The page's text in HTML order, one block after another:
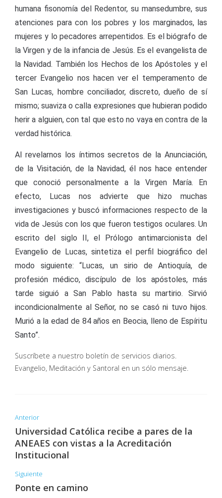
humana fisonomía del Redentor, su mansedumbre, sus
atenciones para con los pobres y los marginados, las
mujeres y lo pecadores arrepentidos. Es el biógrafo de
la Virgen y de la infancia de Jesús. Es el evangelista de
la Navidad. También los Hechos de los Apóstoles y el
tercer Evangelio nos hacen ver el temperamento de
San Lucas, hombre conciliador, discreto, dueño de sí
mismo; suaviza o calla expresiones que hubieran podido
herir a alguien, con tal que esto no vaya en contra de la
verdad histórica.
Al revelarnos los íntimos secretos de la Anunciación,
de la Visitación, de la Navidad, él nos hace entender
que conoció personalmente a la Virgen María. En
efecto, Lucas nos advierte que hizo muchas
investigaciones y buscó informaciones respecto de la
vida de Jesús con los que fueron testigos oculares. Un
escrito del siglo II, el Prólogo antimarcionista del
Evangelio de Lucas, sintetiza el perfil biográfico del
modo siguiente: “Lucas, un sirio de Antioquía, de
profesión médico, discípulo de los apóstoles, más
tarde siguió a San Pablo hasta su martirio. Sirvió
incondicionalmente al Señor, no se casó ni tuvo hijos.
Murió a la edad de 84 años en Beocia, lleno de Espíritu
Santo”.
Suscríbete a nuestro boletín de servicios diarios.
Evangelio, Meditación y Santoral en un sólo mensaje.
Anterior
Universidad Católica recibe a pares de la
ANEAES con vistas a la Acreditación
Institucional
Siguiente
Ponte en camino